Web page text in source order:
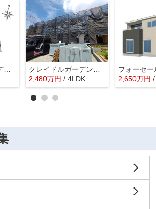
ブルーミングガーデン前橋市北代田町ー③
クレイドルガーデン前橋市川原町第4ー②
2,480万円 / 4LDK 2,650万円